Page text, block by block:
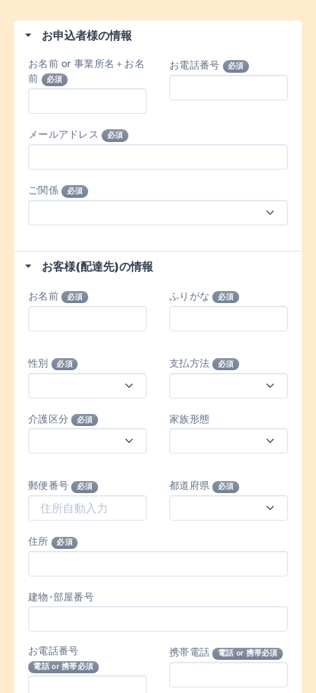
お申込者様の情報
お名前 or 事業所名＋お名
前
必須
お電話番号 必須
メールアドレス 必須
ご関係 必須
お客様(配達先)の情報
お名前 必須 ふりがな 必須
性別 必須 支払方法 必須
介護区分 必須 家族形態
郵便番号 必須 都道府県 必須
住所 必須
建物･部屋番号
お電話番号
電話 or 携帯必須
携帯電話 電話 or 携帯必須